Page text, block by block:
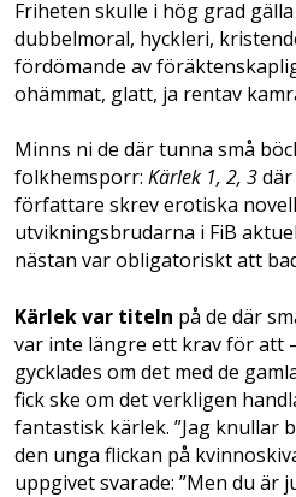
Friheten skulle i hög grad
dubbelmoral, hyckleri,
fördömande av
ohämmat, glatt, ja rentav
Minns ni de där tunna små
folkhemsporr: Kärlek 1, 2, 3
författare skrev erotiska
utvikningsbrudarna i FiB
nästan var obligatoriskt att
Kärlek var titeln på de där
var inte längre ett krav för att
gycklades om det med de
fick ske om det verkligen
fantastisk kärlek. ”Jag knullar
den unga flickan på
uppgivet svarade: ”Men du är